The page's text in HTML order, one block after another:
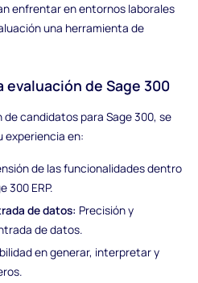
enfrentar en entornos laborales
una herramienta de
de Sage 300
candidatos para Sage 300, se
experiencia en:
de las funcionalidades dentro
300 ERP.
de datos: Precisión y
de datos.
en generar, interpretar y